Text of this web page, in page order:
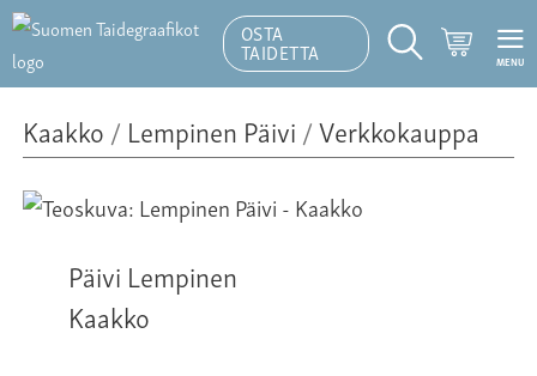
OSTA
TAIDETTA
Hakutoiminto
MENU
Kaakko/ Lempinen Päivi/Verkkokauppa
Päivi Lempinen
Kaakko